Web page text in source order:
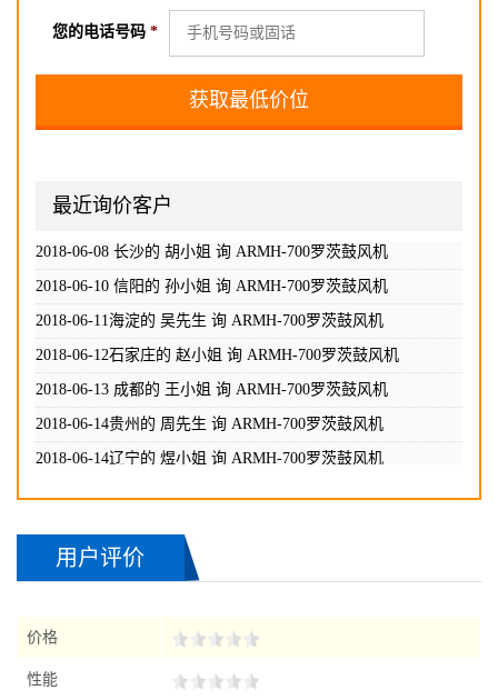
您的电话号码 *
最近询价客户
2018-06-02长沙的 高小姐 询 ARMH-700罗茨鼓风机
2018-06-08 长沙的 胡小姐 询 ARMH-700罗茨鼓风机
2018-06-10 信阳的 孙小姐 询 ARMH-700罗茨鼓风机
2018-06-11海淀的 吴先生 询ARMH-700罗茨鼓风机
2018-06-12石家庄的 赵小姐 询 ARMH-700罗茨鼓风机
2018-06-13 成都的 王小姐 询 ARMH-700罗茨鼓风机
2018-06-14贵州的 周先生 询 ARMH-700罗茨鼓风机
2018-06-08 长沙的 胡小姐 询
2018-06-10 信阳的 孙小姐 询ARMH-700罗茨鼓风机
2018-06-13 成都的 王小姐 询ARMH-700罗茨鼓风机
用户评价
价格
性能